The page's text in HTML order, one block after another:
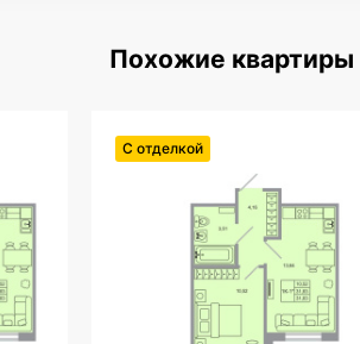
Похожие квартиры
С отделкой